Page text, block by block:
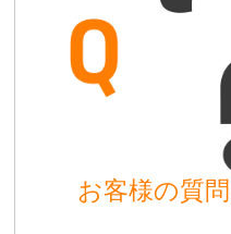
お客様の質